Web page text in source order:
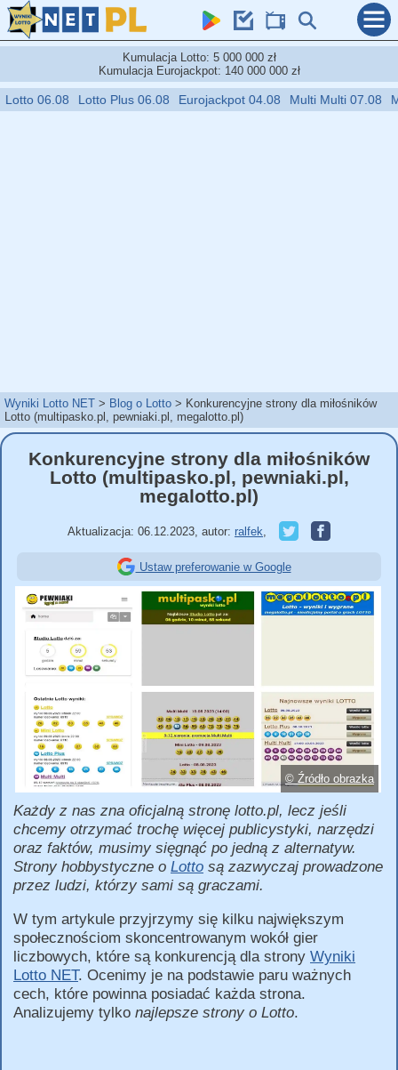
Kumulacja Lotto: 5 000 000 zł
Kumulacja Eurojackpot: 140 000 000 zł
Lotto Plus 06.08 Eurojackpot 04.08 Multi Multi 07.08 Mini Lotto
Wyniki Lotto NET Blog o Lotto
Konkurencyjne strony dla miłośników
Lotto (multipasko.pl, pewniaki.pl, megalotto.pl)
Konkurencyjne strony dla miłośników
Lotto (multipasko.pl, pewniaki.pl,
megalotto.pl)
Aktualizacja: 06.12.2023 autor: ralfek
Ustaw preferowanie w Google
© Źródło obrazka
Każdy z nas zna oficjalną stronę lotto.pl, lecz jeśli
chcemy otrzymać trochę więcej publicystyki, narzędzi
oraz faktów, musimy sięgnąć po jedną z alternatyw.
Strony hobbystyczne o Lotto są zazwyczaj prowadzone
przez ludzi, którzy sami są graczami.
W tym artykule przyjrzymy się kilku największym
społecznościom skoncentrowanym wokół gier
liczbowych, które są konkurencją dla strony Wyniki
Lotto NET. Ocenimy je na podstawie paru ważnych
cech, które powinna posiadać każda strona.
Analizujemy tylko najlepsze strony o Lotto.